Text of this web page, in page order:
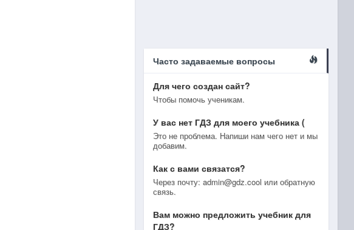
Часто задаваемые вопросы
Для чего создан сайт?
Чтобы помочь ученикам.
У вас нет ГДЗ для моего учебника (
Это не проблема. Напиши нам чего нет и мы
добавим.
Как с вами связатся?
Через почту: admin@gdz.cool или обратную
связь.
Вам можно предложить учебник для
ГДЗ?